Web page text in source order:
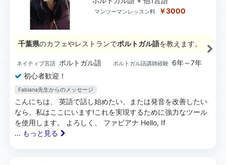
マンツーマンレッスン料 ￥3000
千葉県のカフェやレストランでポルトガル語を教えます。
ネイティブ言語 ポルトガル語 ポルトガル語講師経験
6年～7年
初心者歓迎！
Fabiana先生からのメッセージ
こんにちは、 英語で話し始めたい、または発音を改善したい
なら、私はここにいます!これを実現するために強力なツール
を使用します。 よろしく、 ファビアナ Hello, If
... もっと見る